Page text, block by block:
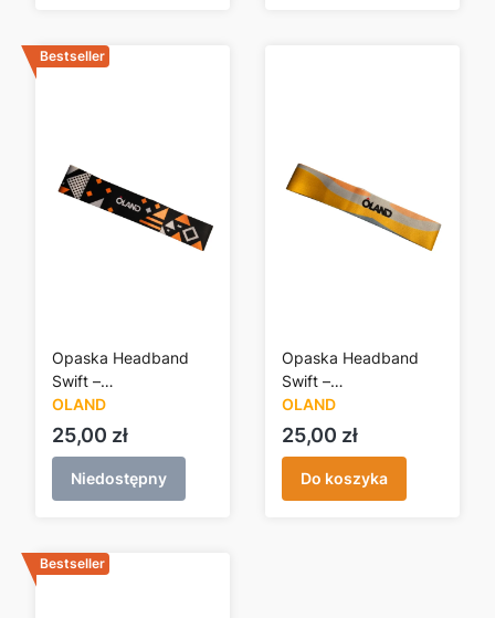
Bestseller
Opaska Headband
Swift –
pomarańczowa
trójkąty
OLAND
Cena
25,00 zł
Niedostępny
Opaska Headband
Swift –
pomarańczowa fale
OLAND
Cena
25,00 zł
Do koszyka
Bestseller